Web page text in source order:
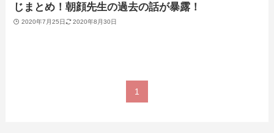
じまとめ！朝顔先生の過去の話が暴露！
2020年7月25日 2020年8月30日
1